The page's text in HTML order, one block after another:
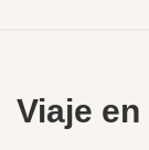
Viaje en